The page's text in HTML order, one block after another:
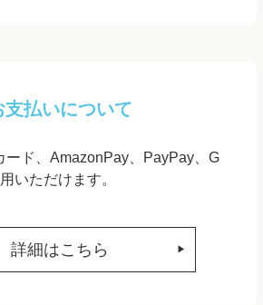
支払いについて
ード、AmazonPay、PayPay、G
いただけます。
詳細はこちら